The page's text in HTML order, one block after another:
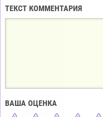
ТЕКСТ КОММЕНТАРИЯ
ВАША ОЦЕНКА